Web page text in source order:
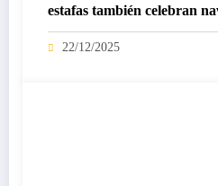
estafas también celebran
22/12/2025